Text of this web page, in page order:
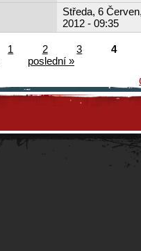
Středa, 6
2012 - 09:35
1 2 3
4
poslední »